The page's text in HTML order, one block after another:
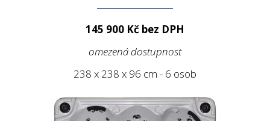
145 900 Kč bez DPH
omezená dostupnost
238 x 238 x 96 cm - 6 osob